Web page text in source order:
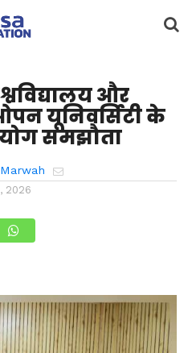
और
यूनिवर्सिटी के
समझौता
2026